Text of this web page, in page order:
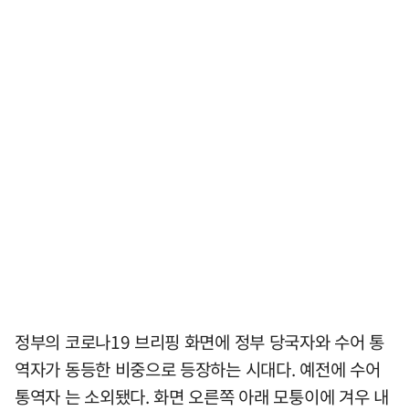
정부의 코로나19 브리핑 화면에 정부 당국자와 수어 통
역자가 동등한 비중으로 등장하는 시대다. 예전에 수어
통역자 는 소외됐다. 화면 오른쪽 아래 모퉁이에 겨우 내